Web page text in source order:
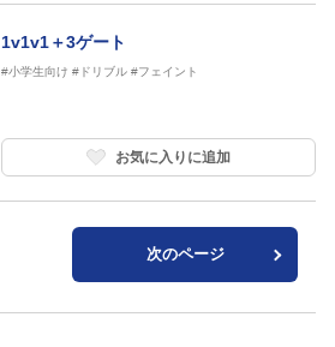
1v1v1＋3ゲート
#小学生向け #ドリブル #フェイント
お気に入りに追加
次のページ